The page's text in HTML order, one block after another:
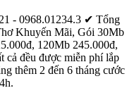
- 0968.01234.3 ✔‎ Tổng
Khuyến Mãi, Gói 30Mb
120Mb 245.000đ,
cả đều được miễn phí lắp
thêm 2 đến 6 tháng cước